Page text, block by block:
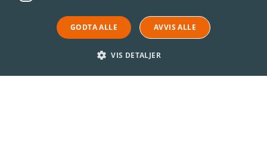
GODTA ALLE AVVIS ALLE
VIS DETALJER